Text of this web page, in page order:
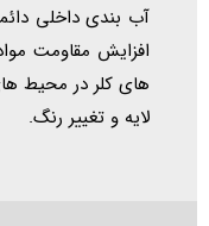
آب بندی داخلی
افزایش مقاومت
های کلر در محیط
لایه و تغییر رنگ.